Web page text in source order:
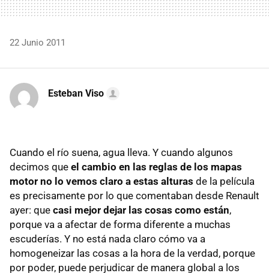
22 Junio 2011
Esteban Viso
Cuando el río suena, agua lleva. Y cuando algunos
decimos que el cambio en las reglas de los mapas
motor no lo vemos claro a estas alturas de la película
es precisamente por lo que comentaban desde Renault
ayer: que casi mejor dejar las cosas como están,
porque va a afectar de forma diferente a muchas
escuderías. Y no está nada claro cómo va a
homogeneizar las cosas a la hora de la verdad, porque
por poder, puede perjudicar de manera global a los